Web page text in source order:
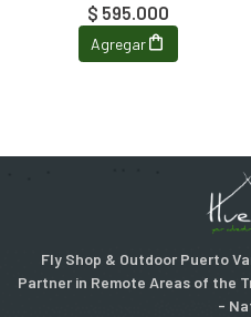
$ 595.000
Agregar
Fly Shop & Outdoor Puerto
Partner in Remote Areas of the
-